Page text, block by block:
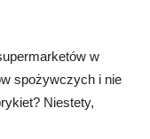
w
spożywczych i nie
Niestety,